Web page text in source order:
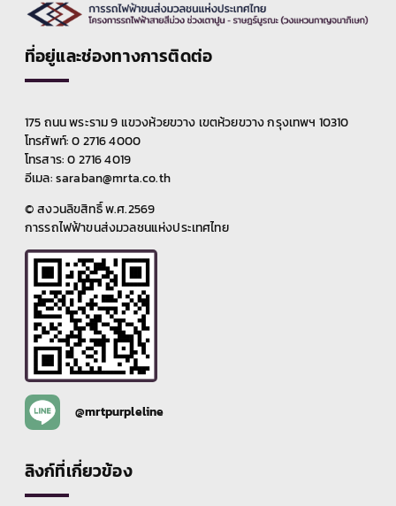
ที่อยู่และช่องทางการติดต่อ
175 ถนน พระราม 9 แขวงห้วยขวาง เขตห้วยขวาง กรุงเทพฯ 10310
โทรศัพท์: 0 2716 4000
โทรสาร: 0 2716 4019
อีเมล: saraban@mrta.co.th
© สงวนลิขสิทธิ์ พ.ศ.2569
การรถไฟฟ้าขนส่งมวลชนแห่งประเทศไทย
@mrtpurpleline
ลิงก์ที่เกี่ยวข้อง